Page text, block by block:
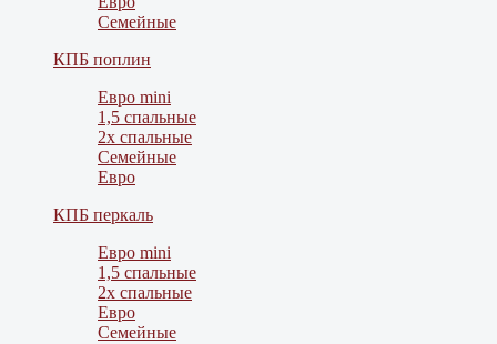
Семейные
КПБ поплин
Евро mini
1,5 спальные
2х спальные
Семейные
Евро
КПБ перкаль
Евро mini
1,5 спальные
2х спальные
Евро
Семейные